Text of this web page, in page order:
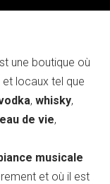
une boutique où
locaux tel que
, whisky,
eau de vie,
musicale
et où il est